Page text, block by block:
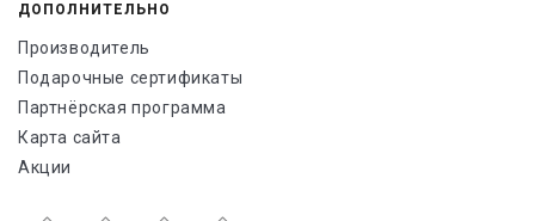
ДОПОЛНИТЕЛЬНО
Производитель
Подарочные сертификаты
Партнёрская программа
Карта сайта
Акции